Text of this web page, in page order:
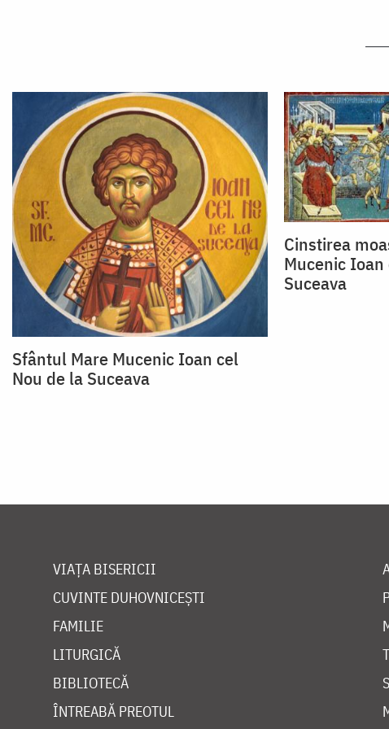
Sfântul Mare Mucenic Ioan cel
Nou de la Suceava
Cinstirea
Mucenic
Suceava
VIAȚA BISERICII
CUVINTE DUHOVNICEȘTI
FAMILIE
LITURGICĂ
BIBLIOTECĂ
ÎNTREABĂ PREOTUL